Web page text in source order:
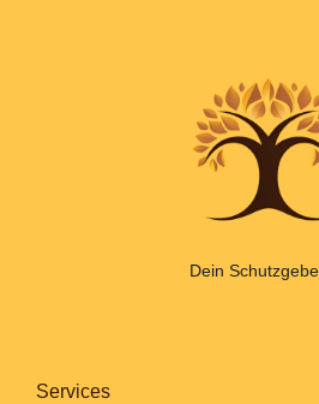
Dein
Services